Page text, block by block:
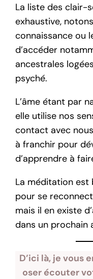
La liste des clair-
exhaustive,
connaissance ou
d’accéder
ancestrales
psyché.
L’âme étant par
elle utilise nos
contact avec
à franchir pour
d’apprendre à
La méditation est
pour se
mais il en existe
dans un prochain
D’ici là, je vous
oser écouter